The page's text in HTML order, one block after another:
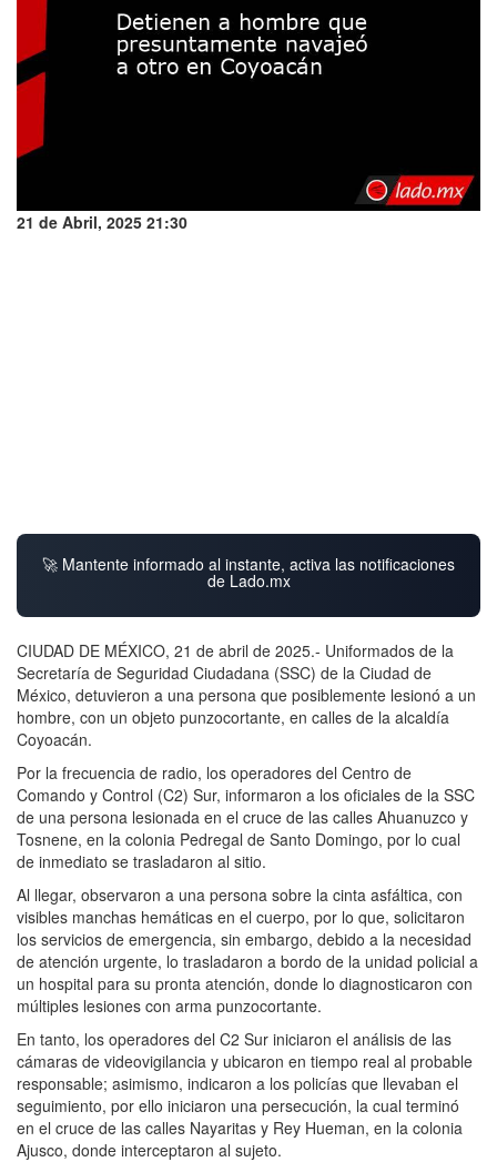
21 de Abril, 2025 21:30
🚀 Mantente informado al instante, activa las notificaciones
de Lado.mx
CIUDAD DE MÉXICO, 21 de abril de 2025.- Uniformados de la
Secretaría de Seguridad Ciudadana (SSC) de la Ciudad de
México, detuvieron a una persona que posiblemente lesionó a un
hombre, con un objeto punzocortante, en calles de la alcaldía
Coyoacán.
Por la frecuencia de radio, los operadores del Centro de
Comando y Control (C2) Sur, informaron a los oficiales de la SSC
de una persona lesionada en el cruce de las calles Ahuanuzco y
Tosnene, en la colonia Pedregal de Santo Domingo, por lo cual
de inmediato se trasladaron al sitio.
Al llegar, observaron a una persona sobre la cinta asfáltica, con
visibles manchas hemáticas en el cuerpo, por lo que, solicitaron
los servicios de emergencia, sin embargo, debido a la necesidad
de atención urgente, lo trasladaron a bordo de la unidad policial a
un hospital para su pronta atención, donde lo diagnosticaron con
múltiples lesiones con arma punzocortante.
En tanto, los operadores del C2 Sur iniciaron el análisis de las
cámaras de videovigilancia y ubicaron en tiempo real al probable
responsable; asimismo, indicaron a los policías que llevaban el
seguimiento, por ello iniciaron una persecución, la cual terminó
en el cruce de las calles Nayaritas y Rey Hueman, en la colonia
Ajusco, donde interceptaron al sujeto.